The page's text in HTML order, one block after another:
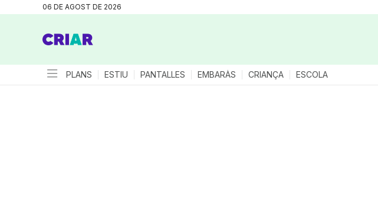
06 DE AGOST DE 2026
PLANS ESTIU PANTALLES EMBARÀS CRIANÇA ESCOLA